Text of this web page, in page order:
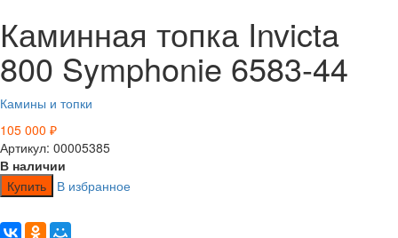
Каминная топка Invicta
800 Symphonie 6583-44
Камины и топки
105 000 ₽
Артикул: 00005385
В наличии
Купить
В избранное